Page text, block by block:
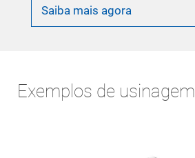
Saiba mais agora
Exemplos de usinagem